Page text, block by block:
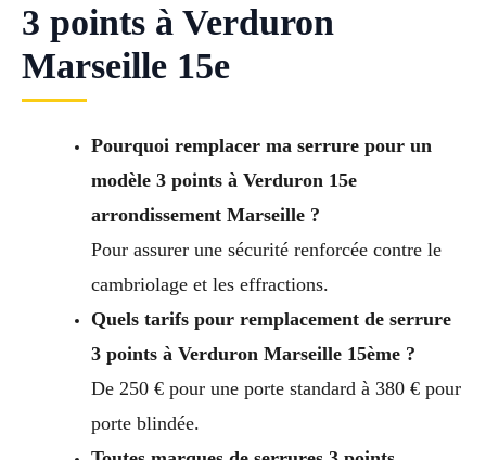
3 points à Verduron
Marseille 15e
Pourquoi remplacer ma serrure pour un
modèle 3 points à Verduron 15e
arrondissement Marseille ?
Pour assurer une sécurité renforcée contre le
cambriolage et les effractions.
Quels tarifs pour remplacement de serrure
3 points à Verduron Marseille 15ème ?
De 250 € pour une porte standard à 380 € pour
porte blindée.